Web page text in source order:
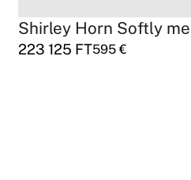
Shirley Horn Softly
223 125 FT595€